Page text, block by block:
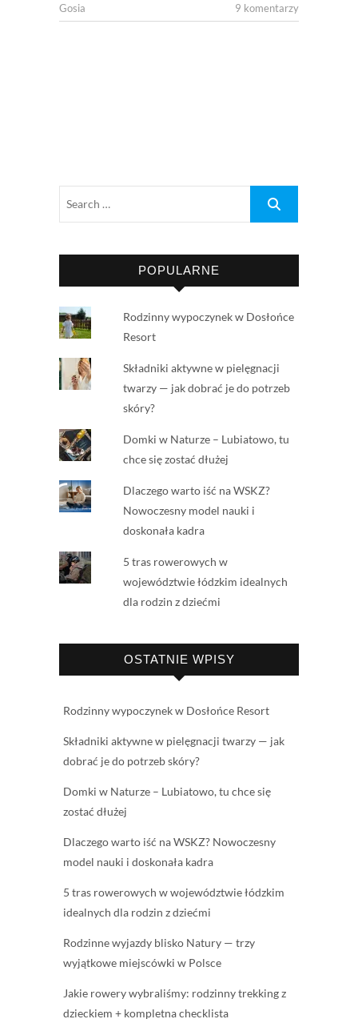
Gosia 9 komentarzy
POPULARNE
Rodzinny wypoczynek w Dosłońce
Resort
Składniki aktywne w pielęgnacji
twarzy — jak dobrać je do potrzeb
skóry?
Domki w Naturze – Lubiatowo, tu
chce się zostać dłużej
Dlaczego warto iść na WSKZ?
Nowoczesny model nauki i
doskonała kadra
5 tras rowerowych w
województwie łódzkim idealnych
dla rodzin z dziećmi
OSTATNIE WPISY
Rodzinny wypoczynek w Dosłońce Resort
Składniki aktywne w pielęgnacji twarzy — jak
dobrać je do potrzeb skóry?
Domki w Naturze – Lubiatowo, tu chce się
zostać dłużej
Dlaczego warto iść na WSKZ? Nowoczesny
model nauki i doskonała kadra
5 tras rowerowych w województwie łódzkim
idealnych dla rodzin z dziećmi
Rodzinne wyjazdy blisko Natury — trzy
wyjątkowe miejscówki w Polsce
Jakie rowery wybraliśmy: rodzinny trekking z
dzieckiem + kompletna checklista